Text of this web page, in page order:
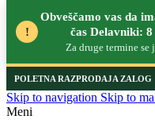
!
Obveščamo vas da
čas Delavniki:
Za druge termine
POLETNA RAZPRODAJA ZALOG
Skip to navigation Skip to
Meni